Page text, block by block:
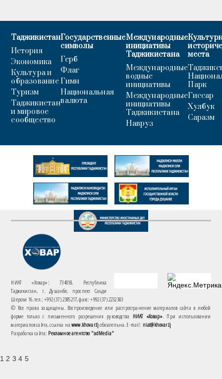
Таджикистан
История
Экономика
Культура и
образование
Туризм
Таджикистан
и мировое
сообщество
Государственные
символы
Герб
Флаг
Гимн
Национальная
валюта
Международные
инициативы
Таджикистана
Международные
водные
инициативы
Международные
инициативы
Таджикистана
Навруз
места
Парк
Гиссар
Хулбук
Саразм
НИАТ «Ховар»: 734018, Республика
Таджикистан, г. Душанбе, проспект Саъди
Шерози 16. тел.: +992 (37) 2385217, факс: +992 (37) 2232383
© Все права защищены. Воспроизведение или распространение материалов сайта в любой
форме только с письменного разрешения руководства НИАТ «Ховар». При использовании
материалов сайта, ссылка наwww.khovar.tjобязательна. E-mail: niat@khovar.tj
Разработка сайта: Рекламное агентство "adMedia"
1 2 3 4 5